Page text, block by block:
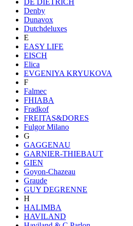
Denby
Dunavox
Dutchdeluxes
E
EASY LIFE
EISCH
Elica
EVGENIYA KRYUKOVA
F
Falmec
FHIABA
Fradkof
FREITAS&DORES
Fulgor Milano
G
GAGGENAU
GARNIER-THIEBAUT
GIEN
Goyon-Chazeau
Graude
GUY DEGRENNE
H
HALIMBA
HAVILAND